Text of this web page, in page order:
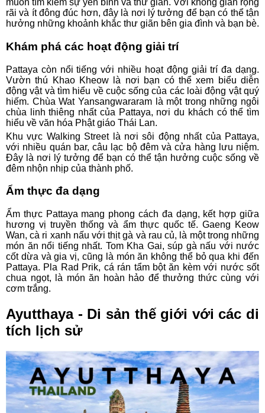
muốn tìm kiếm sự yên bình và thư giãn. Với không gian rộng
rãi và ít đông đúc hơn, đây là nơi lý tưởng để bạn có thể tận
hưởng những khoảnh khắc thư giãn bên gia đình và bạn bè.
Khám phá các hoạt động giải trí
Pattaya còn nổi tiếng với nhiều hoạt động giải trí đa dạng.
Vườn thú Khao Kheow là nơi bạn có thể xem biểu diễn
động vật và tìm hiểu về cuộc sống của các loài động vật quý
hiếm. Chùa Wat Yansangwararam là một trong những ngôi
chùa linh thiêng nhất của Pattaya, nơi du khách có thể tìm
hiểu về văn hóa Phật giáo Thái Lan.
Khu vực Walking Street là nơi sôi động nhất của Pattaya,
với nhiều quán bar, câu lạc bộ đêm và cửa hàng lưu niệm.
Đây là nơi lý tưởng để bạn có thể tận hưởng cuộc sống về
đêm nhộn nhịp của thành phố.
Ẩm thực đa dạng
Ẩm thực Pattaya mang phong cách đa dạng, kết hợp giữa
hương vị truyền thống và ẩm thực quốc tế. Gaeng Keow
Wan, cà ri xanh nấu với thịt gà và rau củ, là một trong những
món ăn nổi tiếng nhất. Tom Kha Gai, súp gà nấu với nước
cốt dừa và gia vị, cũng là món ăn không thể bỏ qua khi đến
Pattaya. Pla Rad Prik, cá rán tẩm bột ăn kèm với nước sốt
chua ngọt, là món ăn hoàn hảo để thưởng thức cùng với
cơm trắng.
Ayutthaya - Di sản thế giới với các di
tích lịch sử